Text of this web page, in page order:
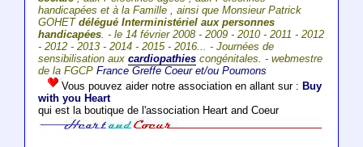
handicapées et à la Famille , ainsi que Monsieur Patrick
GOHETdélégué Interministériel aux personnes
handicapées. - le 14 février 2008 - 2009 - 2010 - 2011 - 2012
- 2012 - 2013 - 2014 - 2015 - 2016... - Journées de
sensibilisation aux cardiopathiescongénitales. - webmestre
de la FGCP France Greffe Coeur et/ou Poumons
Vous pouvez aider notre association en allant sur : Buy
with you Heart
qui est la boutique de l'association Heart and Coeur